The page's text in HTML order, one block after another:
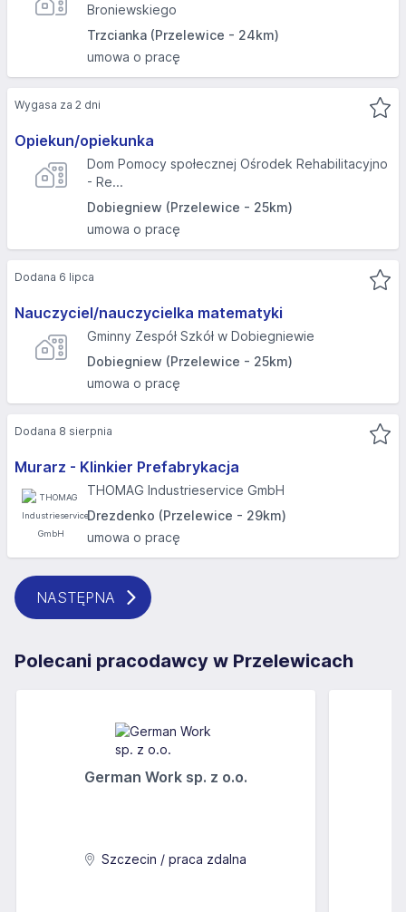
Broniewskiego
Trzcianka (Przelewice - 24km)
umowa o pracę
Opiekun/opiekunka
Dom Pomocy społecznej Ośrodek Rehabilitacyjno
- Re...
Dobiegniew (Przelewice - 25km)
umowa o pracę
Wygasa za 2 dni
Nauczyciel/nauczycielka matematyki
Gminny Zespół Szkół w Dobiegniewie
Dobiegniew (Przelewice - 25km)
umowa o pracę
Dodana 6 lipca
Murarz - Klinkier Prefabrykacja
THOMAG Industrieservice GmbH
Drezdenko (Przelewice - 29km)
umowa o pracę
Dodana 8 sierpnia
NASTĘPNA
Polecani pracodawcy w Przelewicach
German Work sp. z o.o.
Szczecin / praca zdalna